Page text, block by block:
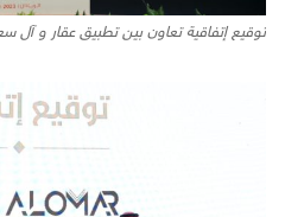
توقيع إتفاقية تعاون بين تطبيق عقار و آل